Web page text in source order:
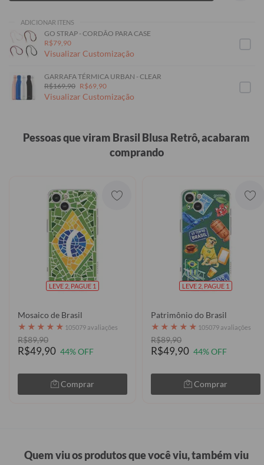
ADICIONAR ITENS
GO STRAP - CORDÃO PARA CASE
R$79,90
Visualizar Customização
GARRAFA TÉRMICA URBAN - CLEAR
R$169,90 R$69,90
Visualizar Customização
Pessoas que viram Brasil Blusa Retrô, acabaram
comprando
LEVE 2, PAGUE 1
Mosaico de Brasil
★ ★ ★ ★ ★ 105079 avaliações
R$89,90
R$49,90 44% OFF
Comprar
LEVE 2, PAGUE 1
Patrimônio do Brasil
★ ★ ★ ★ ★ 105079 avaliações
R$89,90
R$49,90 44% OFF
Comprar
Quem viu os produtos que você viu, também viu